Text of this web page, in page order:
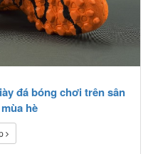
đá bóng chơi trên sân
hè